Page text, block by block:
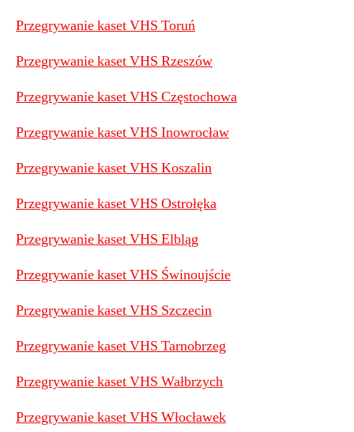
Przegrywanie kaset VHS Toruń
Przegrywanie kaset VHS Rzeszów
Przegrywanie kaset VHS Częstochowa
Przegrywanie kaset VHS Inowrocław
Przegrywanie kaset VHS Koszalin
Przegrywanie kaset VHS Ostrołęka
Przegrywanie kaset VHS Elbląg
Przegrywanie kaset VHS Świnoujście
Przegrywanie kaset VHS Szczecin
Przegrywanie kaset VHS Tarnobrzeg
Przegrywanie kaset VHS Wałbrzych
Przegrywanie kaset VHS Włocławek